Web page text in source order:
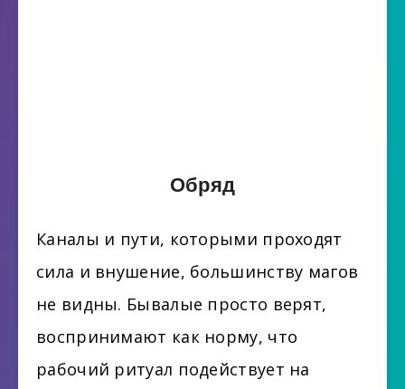
Обряд
Каналы и пути, которыми проходят
сила и внушение, большинству магов
не видны. Бывалые просто верят,
воспринимают как норму, что
рабочий ритуал подействует на